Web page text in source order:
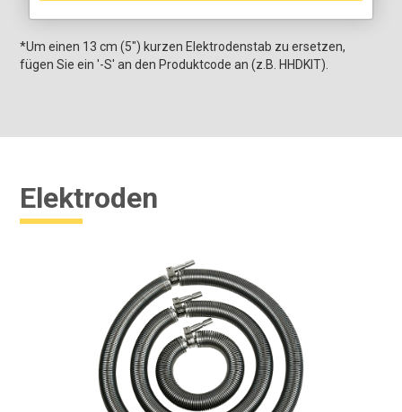
*Um einen 13 cm (5") kurzen Elektrodenstab zu ersetzen,
fügen Sie ein '-S' an den Produktcode an (z.B. HHDKIT).
Elektroden